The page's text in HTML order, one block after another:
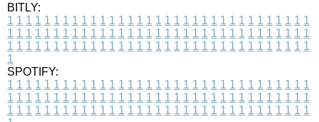
BITLY:
1 1 1 1 1 1 1 1 1 1 1 1 1 1 1 1 1 1 1 1 1 1 1 1 1 1 1 1 1 1 1 1 1
1 1 1 1 1 1 1 1 1 1 1 1 1 1 1 1 1 1 1 1 1 1 1 1 1 1 1 1 1 1 1 1 1
1 1 1 1 1 1 1 1 1 1 1 1 1 1 1 1 1 1 1 1 1 1 1 1 1 1 1 1 1 1 1 1 1
1
SPOTIFY:
1 1 1 1 1 1 1 1 1 1 1 1 1 1 1 1 1 1 1 1 1 1 1 1 1 1 1 1 1 1 1 1 1
1 1 1 1 1 1 1 1 1 1 1 1 1 1 1 1 1 1 1 1 1 1 1 1 1 1 1 1 1 1 1 1 1
1 1 1 1 1 1 1 1 1 1 1 1 1 1 1 1 1 1 1 1 1 1 1 1 1 1 1 1 1 1 1 1 1